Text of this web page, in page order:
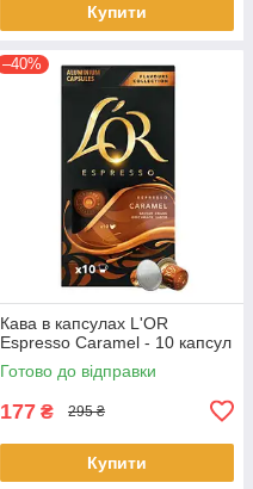
Купити
–40%
Кава в капсулах L'OR
Espresso Caramel - 10 капсул
Готово до відправки
177 ₴ 295 ₴
Купити